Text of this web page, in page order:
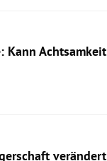
Kann Achtsamkeit
verändert